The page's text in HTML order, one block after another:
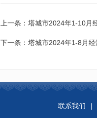
上一条： 塔城市2024年1-10月
下一条： 塔城市2024年1-8月经
联系我们 |